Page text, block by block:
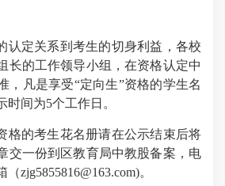
定关系到考生的切身利益，各校
长的工作领导小组，在资格认定中
，凡是享受“定向生”资格的学生名
间为5个工作日。
的考生花名册请在公示结束后将
交一份到区教育局中教股备案，电
zjg5855816@163.com)。